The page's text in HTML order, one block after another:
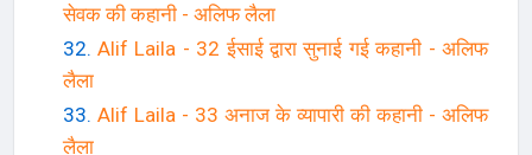
सेवक की कहानी - अलिफ लैला
Alif Laila - 32 ईसाई द्वारा सुनाई गई कहानी - अलिफ
लैला
Alif Laila - 33 अनाज के व्यापारी की कहानी - अलिफ
लैला